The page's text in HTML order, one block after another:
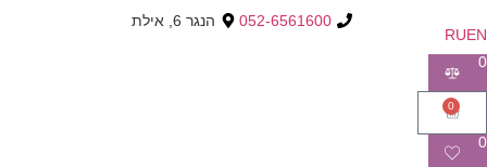
052-6561600
הנגר 6, אילת
EN
RU
0
0
0